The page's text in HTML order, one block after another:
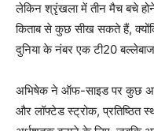
लेकिन श्रृंखला में तीन मैच बचे
किताब से कुछ सीख सकते हैं,
दुनिया के नंबर एक टी20
अभिषेक ने ऑफ-साइड पर कुछ
और लॉफ्टेड स्ट्रोक, प्रतिष्ठित